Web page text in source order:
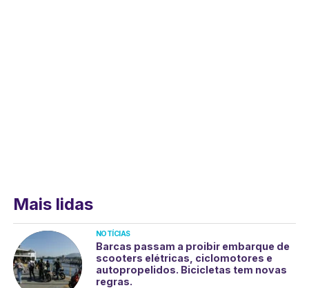
Mais lidas
NOTÍCIAS
Barcas passam a proibir embarque de
scooters elétricas, ciclomotores e
autopropelidos. Bicicletas tem novas
regras.